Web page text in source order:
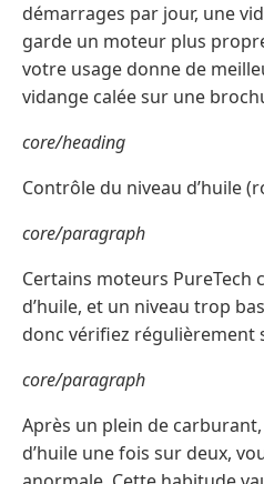
démarrages par jour, une
garde un moteur plus
votre usage donne de
vidange calée sur une
core/heading
Contrôle du niveau d’huile
core/paragraph
Certains moteurs PureTech
d’huile, et un niveau trop
donc vérifiez régulièrement
core/paragraph
Après un plein de
d’huile une fois sur deux,